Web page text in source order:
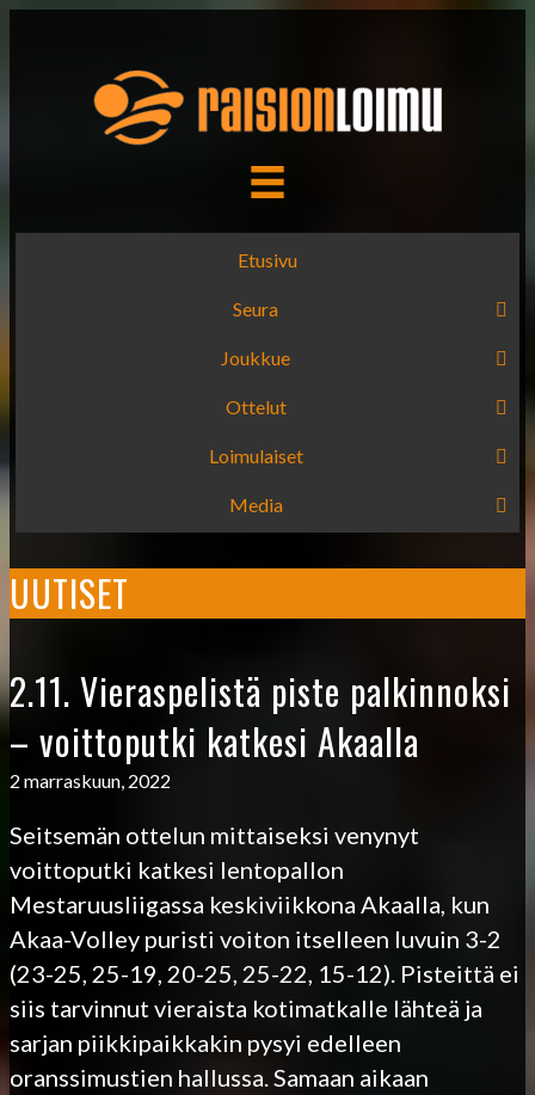
Etusivu
Seura
Joukkue
Ottelut
Loimulaiset
Media
UUTISET
2.11. Vieraspelistä piste palkinnoksi
– voittoputki katkesi Akaalla
2 marraskuun, 2022
Seitsemän ottelun mittaiseksi venynyt
voittoputki katkesi lentopallon
Mestaruusliigassa keskiviikkona Akaalla, kun
Akaa-Volley puristi voiton itselleen luvuin 3-2
(23-25, 25-19, 20-25, 25-22, 15-12). Pisteittä ei
siis tarvinnut vieraista kotimatkalle lähteä ja
sarjan piikkipaikkakin pysyi edelleen
oranssimustien hallussa. Samaan aikaan